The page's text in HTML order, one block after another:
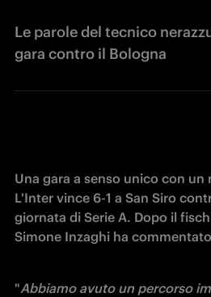
Le parole del tecnico
gara contro il Bologna
Una gara a senso unico con
L'Inter vince 6-1 a San Siro
giornata di Serie A. Dopo il
Simone Inzaghi ha
"Abbiamo avuto un percorso